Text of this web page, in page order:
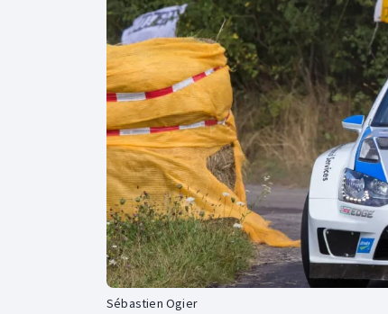
Curling
Dostihy
Florbal
Futsal
Golf
Gymnastika
Sébastien Ogier